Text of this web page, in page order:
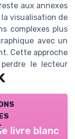
aux annexes
visualisation de
complexes plus
avec un
Cette approche
le lecteur
livre blanc